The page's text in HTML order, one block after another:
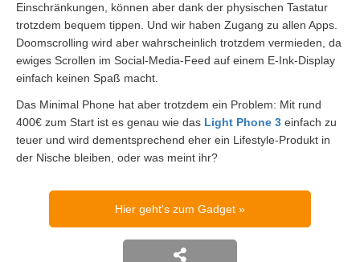
Einschränkungen, können aber dank der physischen Tastatur
trotzdem bequem tippen. Und wir haben Zugang zu allen Apps.
Doomscrolling wird aber wahrscheinlich trotzdem vermieden, da
ewiges Scrollen im Social-Media-Feed auf einem E-Ink-Display
einfach keinen Spaß macht.
Das Minimal Phone hat aber trotzdem ein Problem: Mit rund
400€ zum Start ist es genau wie das Light Phone 3 einfach zu
teuer und wird dementsprechend eher ein Lifestyle-Produkt in
der Nische bleiben, oder was meint ihr?
Hier geht's zum Gadget